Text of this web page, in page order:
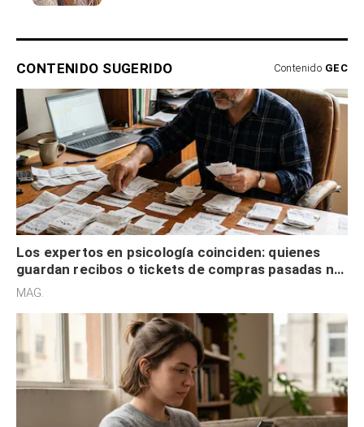
CONTENIDO SUGERIDO Contenido GEC
Los expertos en psicología coinciden: quienes
guardan recibos o tickets de compras pasadas no
son acumuladores, sino que tienen necesidad de
MAG.